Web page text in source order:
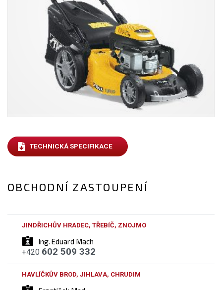
TECHNICKÁ SPECIFIKACE
OBCHODNÍ ZASTOUPENÍ
Ing. Eduard Mach
JINDŘICHŮV HRADEC, TŘEBÍČ, ZNOJMO
+420 602 509 332
HAVLÍČKŮV BROD, JIHLAVA, CHRUDIM